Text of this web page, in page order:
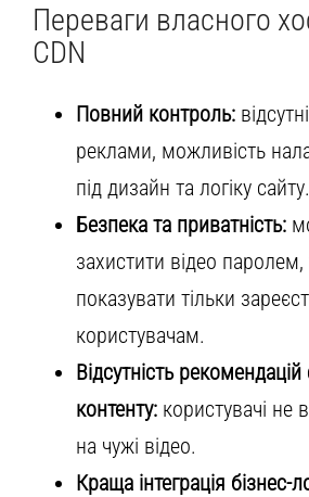
Переваги власного
CDN
Повний контроль:
реклами, можливість
під дизайн та логіку сайту.
Безпека та приватність:
захистити відео
показувати тільки
користувачам.
Відсутність
контенту: користувачі не
на чужі відео.
Краща інтеграція бізнес-